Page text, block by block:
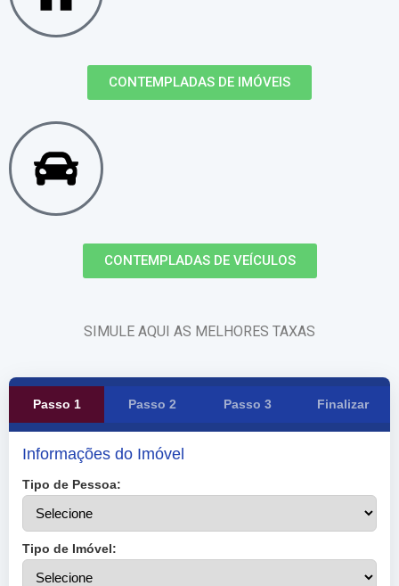
CONTEMPLADAS DE IMÓVEIS
CONTEMPLADAS DE VEÍCULOS
SIMULE AQUI AS MELHORES TAXAS
Passo 1 Passo 2 Passo 3 Finalizar
Informações do Imóvel
Tipo de Pessoa:
Tipo de Imóvel: